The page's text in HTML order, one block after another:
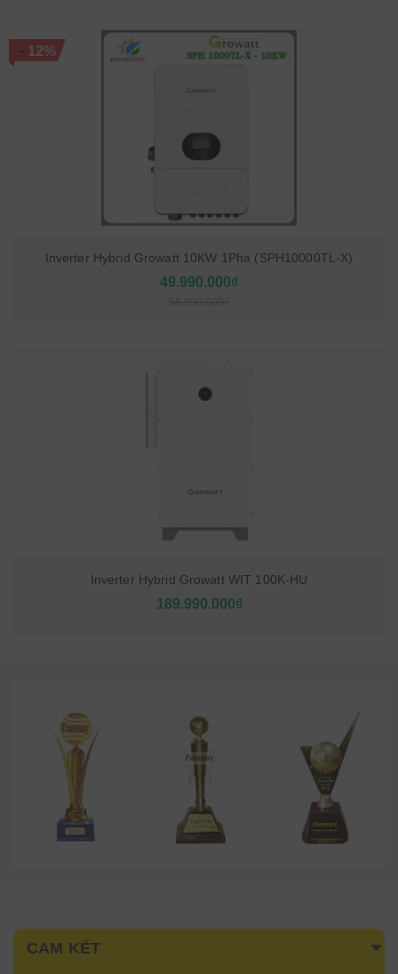
-12%
Inverter Hybrid Growatt 10KW 1Pha (SPH10000TL-X)
49.990.000₫
Inverter Hybrid Growatt WIT 100K-HU
189.990.000₫
CAM KẾT